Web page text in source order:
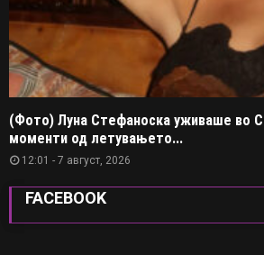
(Фото) Луна Стефаноска уживаше во
моменти од летувањето...
12:01 - 7 август, 2026
FACEBOOK